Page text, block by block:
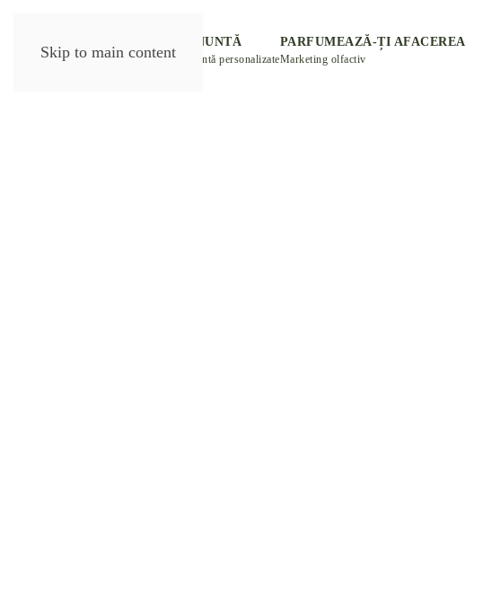
Skip to main content
eLiberte
PARFUM NUNTĂ
Mărturii de nuntă personalizate
PARFUMEAZĂ-ȚI AFACEREA
Marketing olfactiv